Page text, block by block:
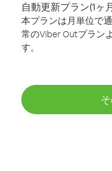
自動更新プラン(1ヶ
本プランは月単位で
常のViber Outプラン
す。